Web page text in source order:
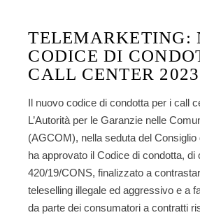
TELEMARKETING:
CODICE DI
CALL CENTER 2023
Il nuovo codice di condotta per i call
L’Autorità per le Garanzie nelle
(AGCOM), nella seduta del Consiglio
ha approvato il Codice di condotta, di
420/19/CONS, finalizzato a
teleselling illegale ed aggressivo e a
da parte dei consumatori a contratti